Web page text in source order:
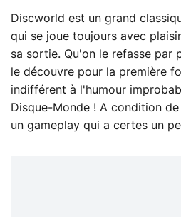
Discworld est un grand
qui se joue toujours avec
sa sortie. Qu'on le refasse par
le découvre pour la première
indifférent à l'humour
Disque-Monde ! A condition
un gameplay qui a certes un